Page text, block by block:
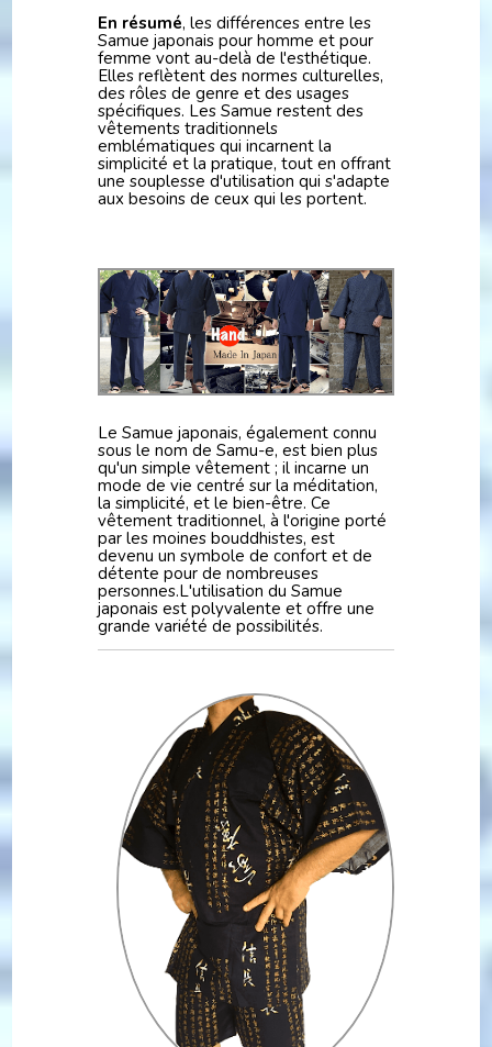
En résumé, les différences entre les
Samue japonais pour homme et pour
femme vont au-delà de l'esthétique.
Elles reflètent des normes culturelles,
des rôles de genre et des usages
spécifiques. Les Samue restent des
vêtements traditionnels
emblématiques qui incarnent la
simplicité et la pratique, tout en offrant
une souplesse d'utilisation qui s'adapte
aux besoins de ceux qui les portent.
Le Samue japonais, également connu
sous le nom de Samu-e, est bien plus
qu'un simple vêtement ; il incarne un
mode de vie centré sur la méditation,
la simplicité, et le bien-être. Ce
vêtement traditionnel, à l'origine porté
par les moines bouddhistes, est
devenu un symbole de confort et de
détente pour de nombreuses
personnes.L'utilisation du Samue
japonais est polyvalente et offre une
grande variété de possibilités.